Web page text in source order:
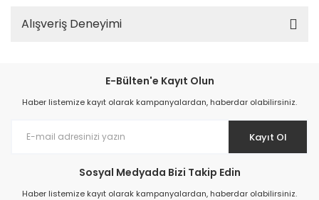
Alışveriş Deneyimi
E-Bülten'e Kayıt Olun
Haber listemize kayıt olarak kampanyalardan, haberdar olabilirsiniz.
Kayıt Ol
Sosyal Medyada Bizi Takip Edin
Haber listemize kayıt olarak kampanyalardan, haberdar olabilirsiniz.